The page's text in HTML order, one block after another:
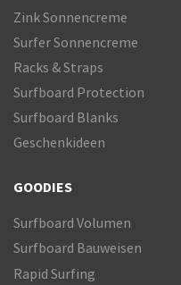
Zink Sonnencreme
Surfer Sonnencreme
Racks & Straps
Surfboard Protection
Surfboard Blanks
Geschenkideen
GOODIES
Surfboard Volumen
Surfboard Bauweisen
Rapid Surfing